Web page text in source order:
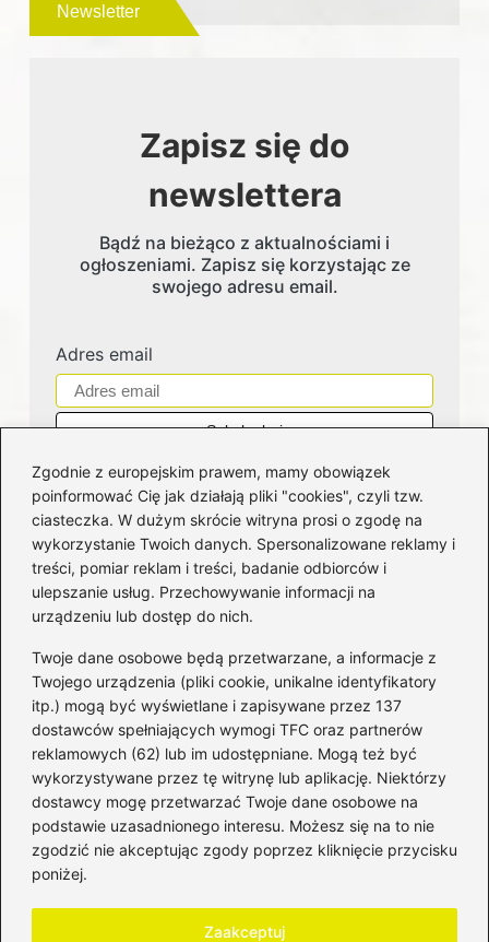
Zgodnie z europejskim prawem, mamy obowiązek
poinformować Cię jak działają pliki "cookies", czyli tzw.
ciasteczka. W dużym skrócie witryna prosi o zgodę na
wykorzystanie Twoich danych. Spersonalizowane reklamy i
treści, pomiar reklam i treści, badanie odbiorców i
ulepszanie usług. Przechowywanie informacji na
urządzeniu lub dostęp do nich.
Twoje dane osobowe będą przetwarzane, a informacje z
Twojego urządzenia (pliki cookie, unikalne identyfikatory
itp.) mogą być wyświetlane i zapisywane przez 137
dostawców spełniających wymogi TFC oraz partnerów
reklamowych (62) lub im udostępniane. Mogą też być
wykorzystywane przez tę witrynę lub aplikację. Niektórzy
dostawcy mogę przetwarzać Twoje dane osobowe na
podstawie uzasadnionego interesu. Możesz się na to nie
zgodzić nie akceptując zgody poprzez kliknięcie przycisku
poniżej.
Zaakceptuj
Newsletter
Zapisz się do
newslettera
Bądź na bieżąco z aktualnościami i
ogłoszeniami. Zapisz się korzystając ze
swojego adresu email.
Adres email
Kategorie
Bankowość (182)
Fundusze
(36)
Giełda(28)
Inwestycje(49)
Rentowność(32)
Rozliczenia(196)
Świadczenia socjalne(59)
Waluty(21)
Windykacja(49)